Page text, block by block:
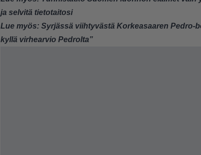
ja selvitä tietotaitosi
Lue myös: Syrjässä viihtyvästä Korkeasaaren Pedro-
kyllä virhearvio Pedrolta”